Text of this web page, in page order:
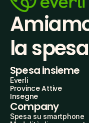
la spesa
Spesa insieme
Everli
Province Attive
Insegne
Company
Spesa su smartphone